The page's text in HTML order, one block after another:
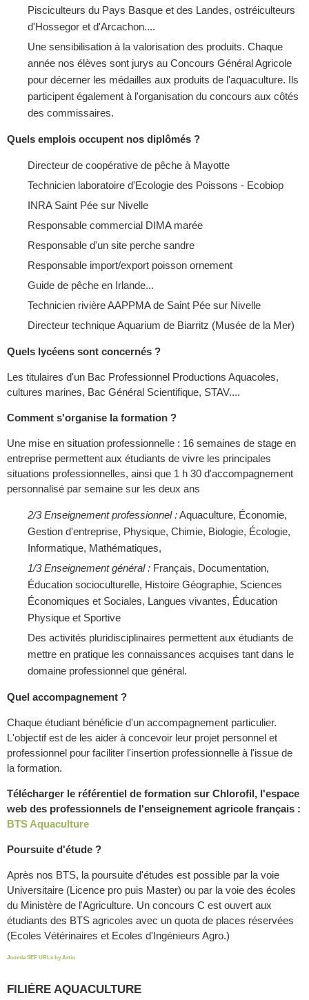
Pisciculteurs du Pays Basque et des Landes, ostréiculteurs
d'Hossegor et d'Arcachon....
Une sensibilisation à la valorisation des produits. Chaque
année nos élèves sont jurys au Concours Général Agricole
pour décerner les médailles aux produits de l'aquaculture. Ils
participent également à l'organisation du concours aux côtés
des commissaires.
Quels emplois occupent nos diplômés ?
Directeur de coopérative de pêche à Mayotte
Technicien laboratoire d'Ecologie des Poissons - Ecobiop
INRA Saint Pée sur Nivelle
Responsable com­mercial DIMA marée
Responsable d'un site perche sandre
Res­ponsable import/export poisson ornement
Guide de pêche en Irlande...
Technicien rivière AAPPMA de Saint Pée sur Nivelle
Directeur technique Aquarium de Biarritz (Musée de la Mer)
Quels lycéens sont concernés ?
Les titulaires d'un Bac Professionnel Productions Aquacoles,
cultures marines, Bac Général Scientifique, STAV....
Comment s'organise la formation ?
Une mise en situation professionnelle : 16 semaines de stage en
entreprise permettent aux étudiants de vivre les principales
situations professionnelles, ainsi que 1 h 30 d'accompagnement
personnalisé par semaine sur les deux ans
2/3 Enseignement professionnel :Aquaculture, Économie,
Gestion d'entreprise, Physique, Chimie, Biologie, Écologie,
Informatique, Mathématiques,
1/3 Enseignement général : Français, Documentation,
Éducation socioculturelle, Histoire Géographie, Sciences
Économiques et Sociales, Langues vivantes, Éducation
Physique et Sportive
Des activités pluridisciplinaires permettent aux étudiants de
mettre en pratique les connaissances acquises tant dans le
domaine professionnel que général.
Quel accompagnement ?
Chaque étudiant bénéficie d'un accompagnement particulier.
L'objectif est de les aider à concevoir leur projet personnel et
professionnel pour faciliter l'insertion professionnelle à l'issue de
la formation.
Télécharger le référentiel de formation sur Chlorofil, l'espace
web des professionnels de l'enseignement agricole français :
BTS Aquaculture
Poursuite d'étude ?
Après nos BTS, la poursuite d'études est possible par la voie
Universitaire (Licence pro puis Master) ou par la voie des écoles
du Ministère de l'Agriculture. Un concours C est ouvert aux
étudiants des BTS agricoles avec un quota de places réservées
(Ecoles Vétérinaires et Ecoles d'Ingénieurs Agro.)
Joomla SEF URLs by Artio
FILIÈRE AQUACULTURE